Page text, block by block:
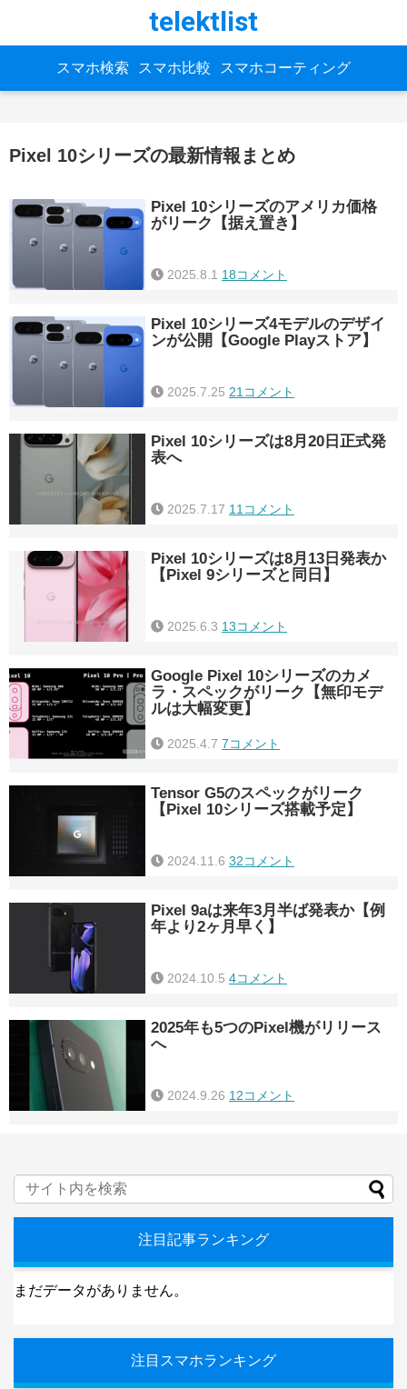
telektlist
スマホ検索 スマホ比較 スマホコーティング
Pixel 10シリーズの最新情報まとめ
Pixel 10シリーズのアメリカ価格
がリーク【据え置き】
2025.8.1 18コメント
Pixel 10シリーズ4モデルのデザイ
ンが公開【Google Playストア】
2025.7.25 21コメント
Pixel 10シリーズは8月20日正式発
表へ
2025.7.17 11コメント
Pixel 10シリーズは8月13日発表か
【Pixel 9シリーズと同日】
2025.6.3 13コメント
Google Pixel 10シリーズのカメ
ラ・スペックがリーク【無印モデ
ルは大幅変更】
2025.4.7 7コメント
Tensor G5のスペックがリーク
【Pixel 10シリーズ搭載予定】
2024.11.6 32コメント
Pixel 9aは来年3月半ば発表か【例
年より2ヶ月早く】
2024.10.5 4コメント
2025年も5つのPixel機がリリース
へ
2024.9.26 12コメント
注目記事ランキング
まだデータがありません。
注目スマホランキング